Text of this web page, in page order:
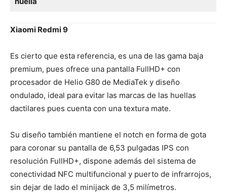
Xiaomi Redmi 9
Es cierto que esta referencia, es una de las gama baja
premium, pues ofrece una pantalla FullHD+ con
procesador de Helio G80 de MediaTek y diseño
ondulado, ideal para evitar las marcas de las huellas
dactilares pues cuenta con una textura mate.
Su diseño también mantiene el notch en forma de gota
para coronar su pantalla de 6,53 pulgadas IPS con
resolución FullHD+, dispone además del sistema de
conectividad NFC multifuncional y puerto de infrarrojos,
sin dejar de lado el minijack de 3,5 milímetros.